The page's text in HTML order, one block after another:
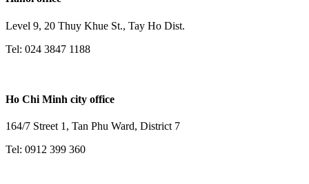
Level 9, 20 Thuy Khue St., Tay Ho Dist.
Tel: 024 3847 1188
Ho Chi Minh city office
164/7 Street 1, Tan Phu Ward, District 7
Tel: 0912 399 360